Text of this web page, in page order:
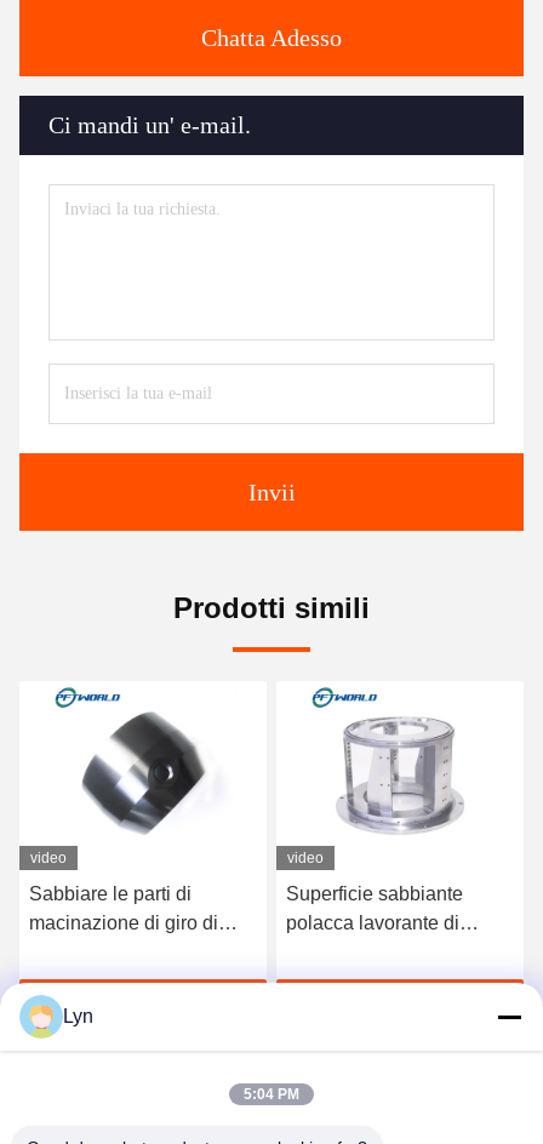
Chatta Adesso
Ci mandi un' e-mail.
Invii
Prodotti simili
video
Superficie sabbiante
polacca lavorante di
meccanico di CNC
video
Parti di fresatura per
tornitura CNC con
industriali su misura
Lyn
5:04 PM